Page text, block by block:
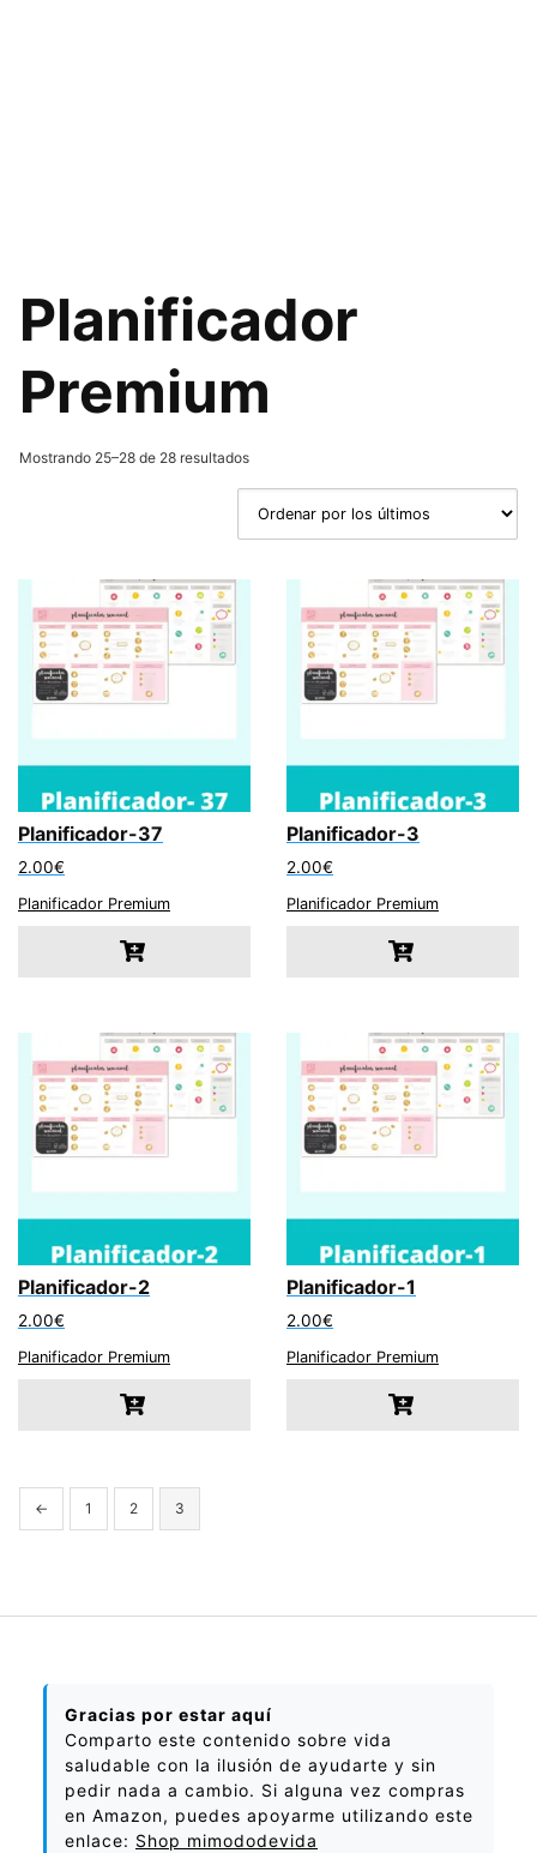
Planificador
Premium
Mostrando 25–28 de 28 resultadosOrdenado
últimos
Planificador-37
2.00€
Planificador Premium
Planificador-3
2.00€
Planificador Premium
Planificador-2
2.00€
Planificador Premium
Planificador-1
2.00€
Planificador Premium
← 1 2 3
Gracias por estar aquí
Comparto este contenido sobre vida
saludable con la ilusión de ayudarte y sin
pedir nada a cambio. Si alguna vez compras
en Amazon, puedes apoyarme utilizando este
enlace: Shop mimododevida